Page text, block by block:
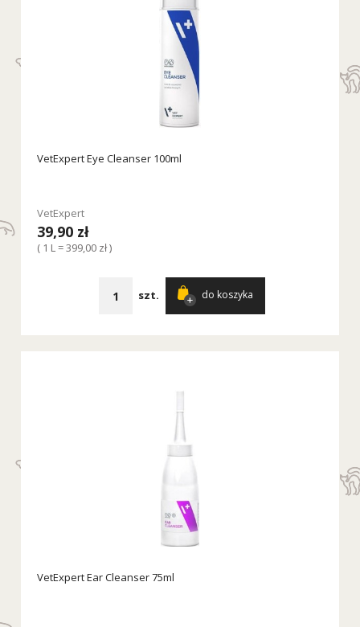
VetExpert Eye Cleanser 100ml
VetExpert
39,90 zł
( 1 L = 399,00 zł )
szt. do koszyka
VetExpert Ear Cleanser 75ml